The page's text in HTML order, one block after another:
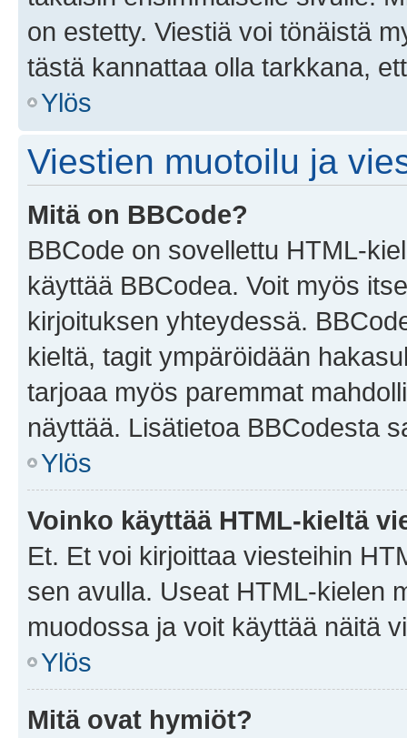
on estetty. Viestiä voi tönäistä
tästä kannattaa olla tarkkana,
Ylös
Viestien muotoilu ja
Mitä on BBCode?
BBCode on sovellettu HTML-
käyttää BBCodea. Voit myös
kirjoituksen yhteydessä.
kieltä, tagit ympäröidään
tarjoaa myös paremmat
näyttää. Lisätietoa BBCodesta
Ylös
Voinko käyttää HTML-kieltä
Et. Et voi kirjoittaa viesteihin
sen avulla. Useat HTML-kielen
muodossa ja voit käyttää näitä
Ylös
Mitä ovat hymiöt?